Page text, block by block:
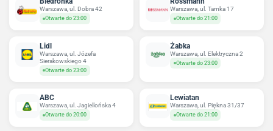
Warszawa, ul. Dobra 42
Otwarte do 23:00
Warszawa, ul. Tamka 17
Otwarte do 21:00
Lidl
Warszawa, ul. Józefa
Sierakowskiego 4
Otwarte do 23:00
Żabka
Warszawa, ul. Elektryczna 2
Otwarte do 23:00
ABC
Warszawa, ul. Jagiellońska 4
Otwarte do 20:00
Lewiatan
Warszawa, ul. Piękna 31/37
Otwarte do 21:00